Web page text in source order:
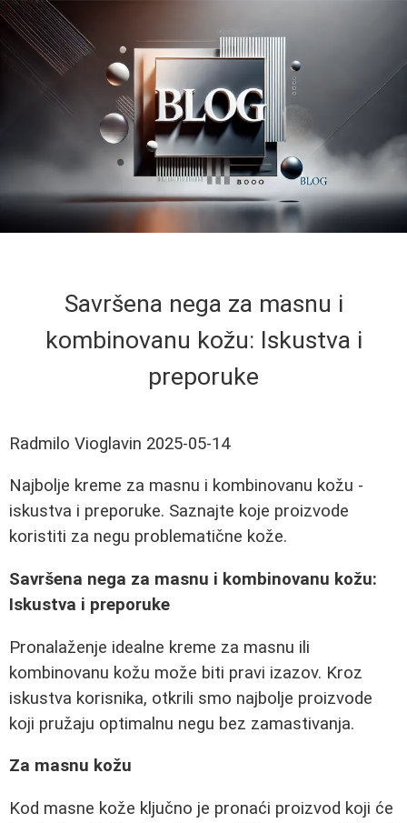
Savršena nega za masnu i
kombinovanu kožu: Iskustva i
preporuke
Radmilo Vioglavin 2025-05-14
Najbolje kreme za masnu i kombinovanu kožu -
iskustva i preporuke. Saznajte koje proizvode
koristiti za negu problematične kože.
Savršena nega za masnu i kombinovanu kožu:
Iskustva i preporuke
Pronalaženje idealne kreme za masnu ili
kombinovanu kožu može biti pravi izazov. Kroz
iskustva korisnika, otkrili smo najbolje proizvode
koji pružaju optimalnu negu bez zamastivanja.
Za masnu kožu
Kod masne kože ključno je pronaći proizvod koji će